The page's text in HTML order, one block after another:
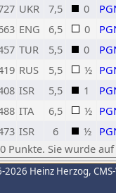
UKR 7,5 0
ENG 6,5 0
TUR 5,5 0
RUS 5,5 ½
ISR 5,5 1
ITA 6,5 ½
ISR 6 ½
Punkte. Sie wurde
2026 Heinz Herzog,